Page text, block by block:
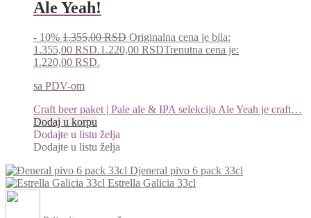
Ale Yeah!
- 10% 1.355,00RSD Originalna cena je bila:
1.355,00 RSD.1.220,00 RSDTrenutna cena je:
1.220,00 RSD.
sa PDV-om
Craft beer paket | Pale ale & IPA selekcija Ale Yeah je craft…
Dodaj u korpu
Dodajte u listu želja
Dodajte u listu želja
Djeneral pivo 6 pack 33cl
Estrella Galicia 33cl